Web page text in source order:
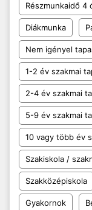
Részmunkaidő 4
Diákmunka
Nem igényel
1-2 év szakmai
2-4 év szakmai
5-9 év szakmai
10 vagy több év
Szakiskola /
Szakközépiskola
Gyakornok